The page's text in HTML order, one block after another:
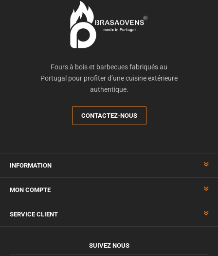
Fours à bois et barbecues fabriqués au
Portugal pour profiter d’une cuisine extérieure
authentique.
CONTACTEZ-NOUS
INFORMATION
MON COMPTE
SERVICE CLIENT
SUIVEZ NOUS